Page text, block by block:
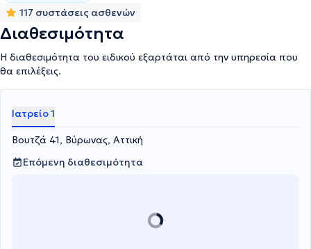
117 συστάσεις ασθενών
Διαθεσιμότητα
Η διαθεσιμότητα του ειδικού εξαρτάται από την υπηρεσία που
θα επιλέξεις.
Ιατρείο 1
Βουτζά 41, Βύρωνας, Αττική
Επόμενη διαθεσιμότητα